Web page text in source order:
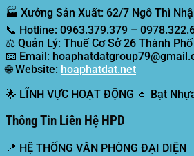
🏭 Xưởng Sản Xuất: 62/7 Ngô Thì
📞 Hotline: 0963.379.379 –
⚖️ Quản Lý: Thuế Cơ Sở 26 Thành
📧 Email:
🌐Website: hoaphatdat.net
🌟 LĨNH VỰC HOẠT ĐỘNG 🔹 Bạt
Thông Tin Liên Hệ HPD
📍 HỆ THỐNG VĂN PHÒNG ĐẠI DIỆN